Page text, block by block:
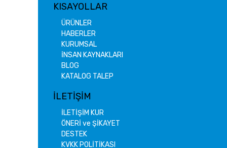
KISAYOLLAR
ÜRÜNLER
HABERLER
KURUMSAL
İNSAN KAYNAKLARI
BLOG
KATALOG TALEP
İLETİŞİM
İLETİŞİM KUR
ÖNERİ ve ŞİKAYET
DESTEK
KVKK POLİTİKASI